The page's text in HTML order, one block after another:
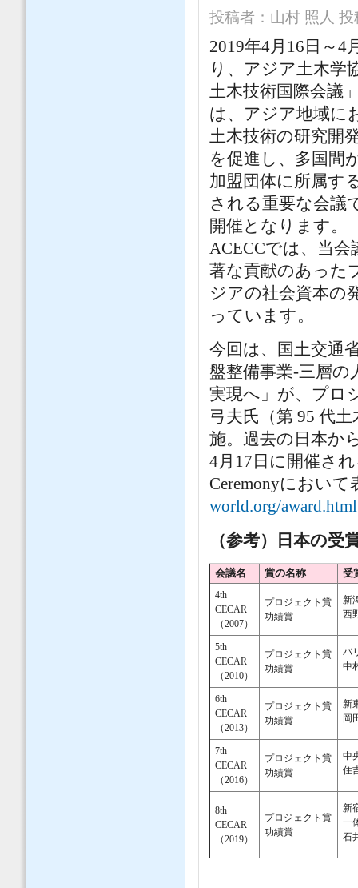
投稿者： 山村 照人 投
2019年4月16日～
り、アジア土木学
土木技術国際会議
は、アジア地域に
土木技術の研究開
を促進し、多国間
加盟団体に所属す
される重要な会議
開催となります。
ACECCでは、当
著な貢献のあった
ジアの社会資本の
っています。
今回は、国土交通
盤整備事業-三層
実現へ」が、プロ
弓夫氏（第 95 代
施。過去の日本か
4月17日に開催さ
Ceremonyにおい
world.org/award.html
（参考）日本の受
会議名 賞の名称 受
4th
CECAR
（2007）
プロジェクト賞
功績賞
新
西
5th
CECAR
（2010）
プロジェクト賞
功績賞
バ
中
6th
CECAR
（2013）
プロジェクト賞
功績賞
新
岡
7th
CECAR
（2016）
プロジェクト賞
功績賞
中
住
8th
CECAR
（2019）
プロジェクト賞
功績賞
新
一
石